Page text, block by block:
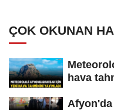
ÇOK OKUNAN
hava